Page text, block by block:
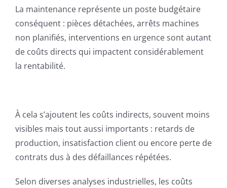
La maintenance représente un poste budgétaire
conséquent : pièces détachées, arrêts machines
non planifiés, interventions en urgence sont autant
de coûts directs qui impactent considérablement
la rentabilité.
À cela s’ajoutent les coûts indirects, souvent moins
visibles mais tout aussi importants : retards de
production, insatisfaction client ou encore perte de
contrats dus à des défaillances répétées.
Selon diverses analyses industrielles, les coûts